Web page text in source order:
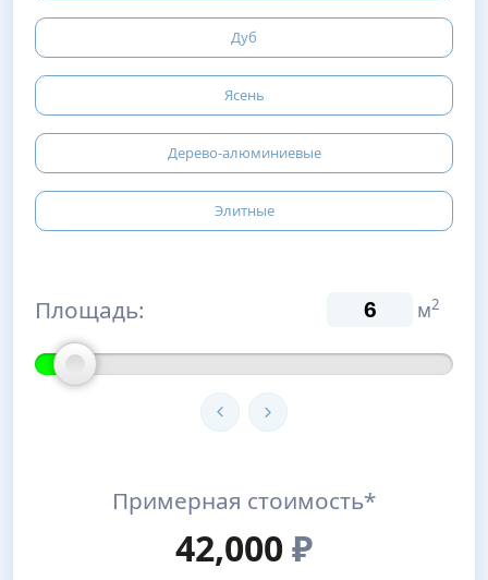
Дуб
Ясень
Дерево-алюминиевые
Элитные
Площадь: м2
Примерная стоимость*
42,000₽